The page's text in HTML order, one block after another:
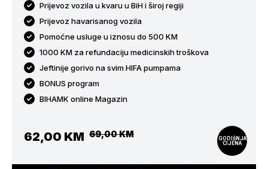
Prijevoz vozila u kvaru u BiH i široj regiji
Prijevoz havarisanog vozila
Pomoćne usluge u iznosu do 500 KM
1000 KM za refundaciju medicinskih troškova
Jeftinije gorivo na svim HIFA pumpama
BONUS program
BIHAMK online Magazin
62,00 KM 69,00 KM
GODIŠNJA
CIJENA